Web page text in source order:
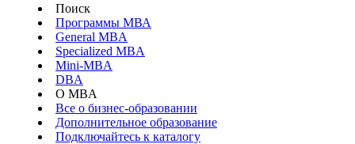
Поиск
Программы МВА
General MBA
Specialized MBA
Mini-MBA
DBA
О MBA
Все о бизнес-образовании
Дополнительное образование
Подключайтесь к каталогу